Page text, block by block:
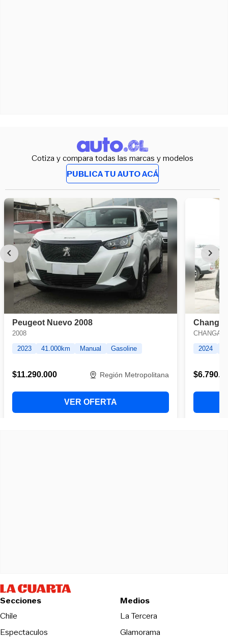
Cotiza y compara todas las marcas y modelos
PUBLICA TU AUTO ACÁ
Secciones
Chile
Espectaculos
Medios
La TerceraOpens in new
Glamorama